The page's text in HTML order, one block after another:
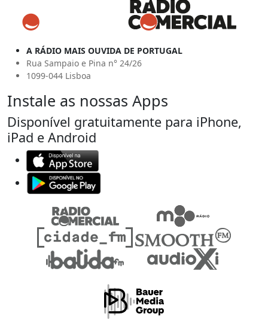
A RÁDIO MAIS OUVIDA DE PORTUGAL
Rua Sampaio e Pina n° 24/26
1099-044 Lisboa
Instale as nossas Apps
Disponível gratuitamente para iPhone,
iPad e Android